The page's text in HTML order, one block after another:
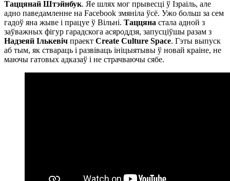
Таццянай Штэйнбук. Яе шлях мог прывесці ў Ізраіль, але
адно паведамленне на Facebook змяніла ўсё. Ужо больш за сем
гадоў яна жыве і працуе ў Вільні. Таццяна стала адной з
заўважных фігур гарадскога асяроддзя, запусціўшы разам з
Надзеяй Ількевіч праект Create Culture Space. Гэты выпуск
аб тым, як ствараць і развіваць ініцыятывы ў новай краіне, не
маючы гатовых адказаў і не страчваючы сябе.